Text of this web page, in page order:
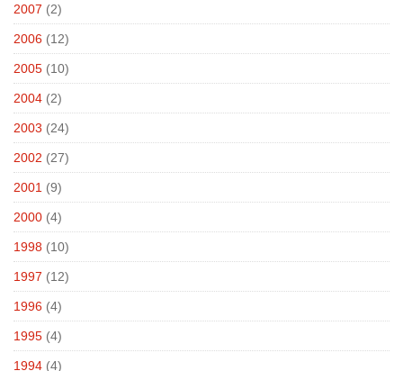
2007 (2)
2006 (12)
2005 (10)
2004 (2)
2003 (24)
2002 (27)
2001 (9)
2000 (4)
1998 (10)
1997 (12)
1996 (4)
1995 (4)
1994 (4)